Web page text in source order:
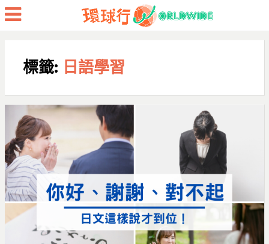
Menu
標籤: 日語學習